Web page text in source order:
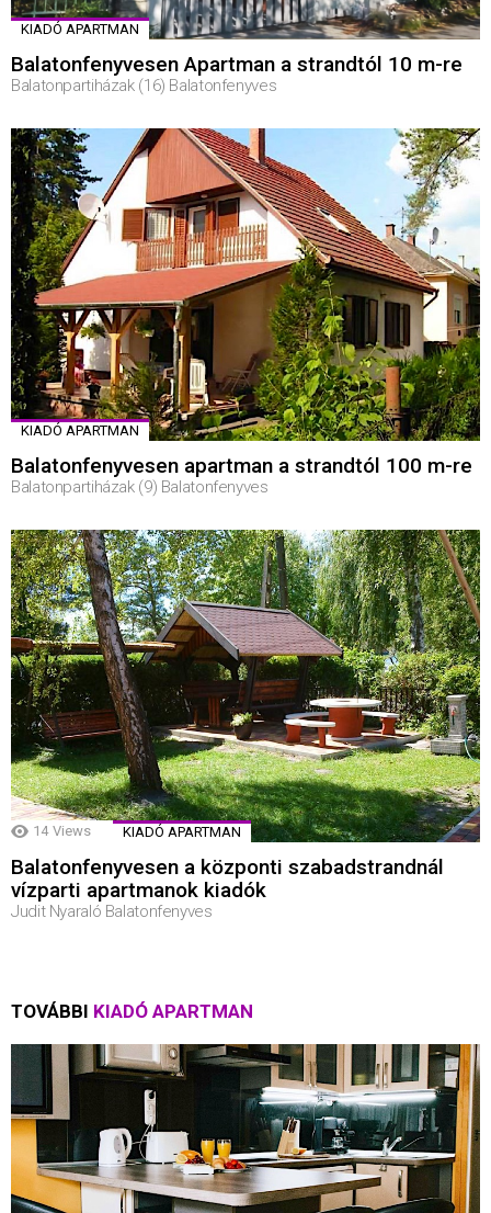
KIADÓ APARTMAN
Balatonfenyvesen Apartman a strandtól 10 m-re
Balatonpartiházak (16) Balatonfenyves
KIADÓ APARTMAN
Balatonfenyvesen apartman a strandtól 100 m-re
Balatonpartiházak (9) Balatonfenyves
14 Views KIADÓ APARTMAN
Balatonfenyvesen a központi szabadstrandnál
vízparti apartmanok kiadók
Judit Nyaraló Balatonfenyves
TOVÁBBI KIADÓ APARTMAN